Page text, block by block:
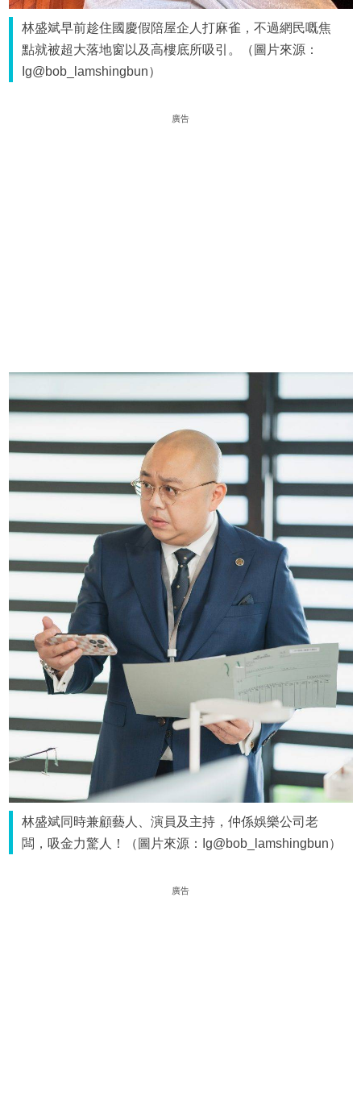
林盛斌早前趁住國慶假陪屋企人打麻雀，不過網民嘅焦
點就被超大落地窗以及高樓底所吸引。（圖片來源：
Ig@bob_lamshingbun）
廣告
林盛斌同時兼顧藝人、演員及主持，仲係娛樂公司老
闆，吸金力驚人！（圖片來源：Ig@bob_lamshingbun）
廣告